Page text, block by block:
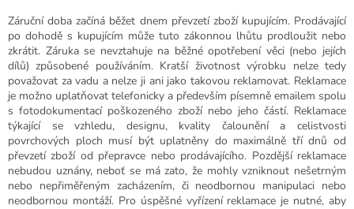
Záruční doba začíná běžet dnem převzetí zboží kupujícím. Prodávající
po dohodě s kupujícím může tuto zákonnou lhůtu prodloužit nebo
zkrátit. Záruka se nevztahuje na běžné opotřebení věci (nebo jejích
dílů) způsobené používáním. Kratší životnost výrobku nelze tedy
považovat za vadu a nelze ji ani jako takovou reklamovat. Reklamace
je možno uplatňovat telefonicky a především písemně emailem spolu
s fotodokumentací poškozeného zboží nebo jeho částí. Reklamace
týkající se vzhledu, designu, kvality čalounění a celistvosti
povrchových ploch musí být uplatněny do maximálně tří dnů od
převzetí zboží od přepravce nebo prodávajícího. Pozdější reklamace
nebudou uznány, neboť se má zato, že mohly vzniknout nešetrným
nebo nepřiměřeným zacházením, či neodbornou manipulaci nebo
neodbornou montáží. Pro úspěšné vyřízení reklamace je nutné, aby